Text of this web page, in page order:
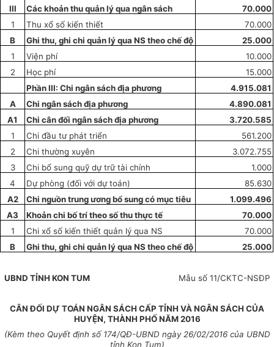
III
Các khoản thu quản lý qua ngân sách
70.000
1
Thu xổ số kiến thiết
70.000
B
Ghi thu, ghi chi quản lý qua NS theo chế độ
25.000
1
Viện phí
10.000
2
Học phí
15.000
Phần III: Chi ngân sách địa phương
4.915.081
A
Chi ngân sách địa phương
4.890.081
A1 Chi cân đối ngân sách địa phương
3.720.585
1
Chi đầu tư phát triển
561.200
2
Chi thường xuyên
3.072.755
3
Chi bổ sung quỹ dự trữ tài chính
1.000
4
Dự phòng (đối với dự toán)
85.630
A2
Chi nguồn trung ương bổsung có mục tiêu
1.099.496
A3
Khoản chi bố trí theo số thu thực tế
70.000
1
Chi xổ số kiến thiết quản lý qua NS
70.000
B
Ghi thu, ghi chi quản lý qua NS theo chế độ 25.000
UBNDTỈNHKON TUM Mẫu số 11/CKTC-NSĐP
CÂN ĐỐI DỰ TOÁN NGÂN SÁCH CẤP TỈNH VÀ NGÂN SÁCH CỦA
HUYỆN, THÀNH PHỐ NĂM 2016
(Kèm theo Quyết định số 174/QĐ-UBND ngày26/02/2016 của UBND
tỉnh Kon Tum)